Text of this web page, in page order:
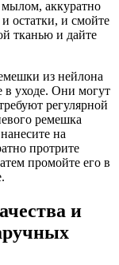
аккуратно
остатки, и смойте
тканью и дайте
из нейлона
в уходе. Они могут
регулярной
ремешка
на
протрите
промойте его в
и